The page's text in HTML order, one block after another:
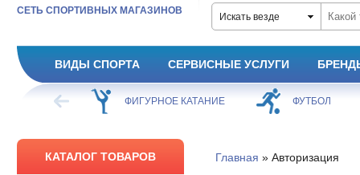
СЕТЬ СПОРТИВНЫХ МАГАЗИНОВ
Искать везде
ВИДЫ СПОРТА СЕРВИСНЫЕ УСЛУГИ
ХОККЕЙ ФИГУРНОЕ КАТАНИЕ ФУТБОЛ
КАТАЛОГ ТОВАРОВ Главная » Авторизация